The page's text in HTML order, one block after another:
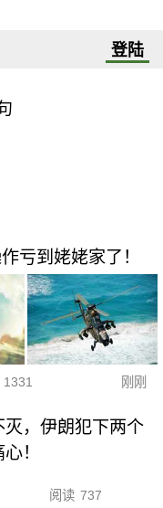
登陆
亏到姥姥家了！
1331 刚刚
灭，伊朗犯下两个
！
阅读 737